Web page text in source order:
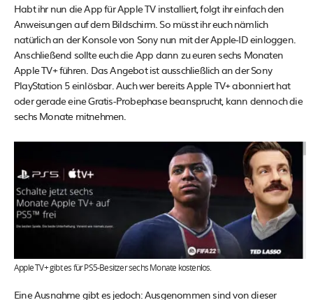
Habt ihr nun die App für Apple TV installiert, folgt ihr einfach den
Anweisungen auf dem Bildschirm. So müsst ihr euch nämlich
natürlich an der Konsole von Sony nun mit der Apple-ID einloggen.
Anschließend sollte euch die App dann zu euren sechs Monaten
Apple TV+ führen. Das Angebot ist ausschließlich an der Sony
PlayStation 5 einlösbar. Auch wer bereits Apple TV+ abonniert hat
oder gerade eine Gratis-Probephase beansprucht, kann dennoch die
sechs Monate mitnehmen.
Apple TV+ gibt es für PS5-Besitzer sechs Monate kostenlos.
Eine Ausnahme gibt es jedoch: Ausgenommen sind von dieser